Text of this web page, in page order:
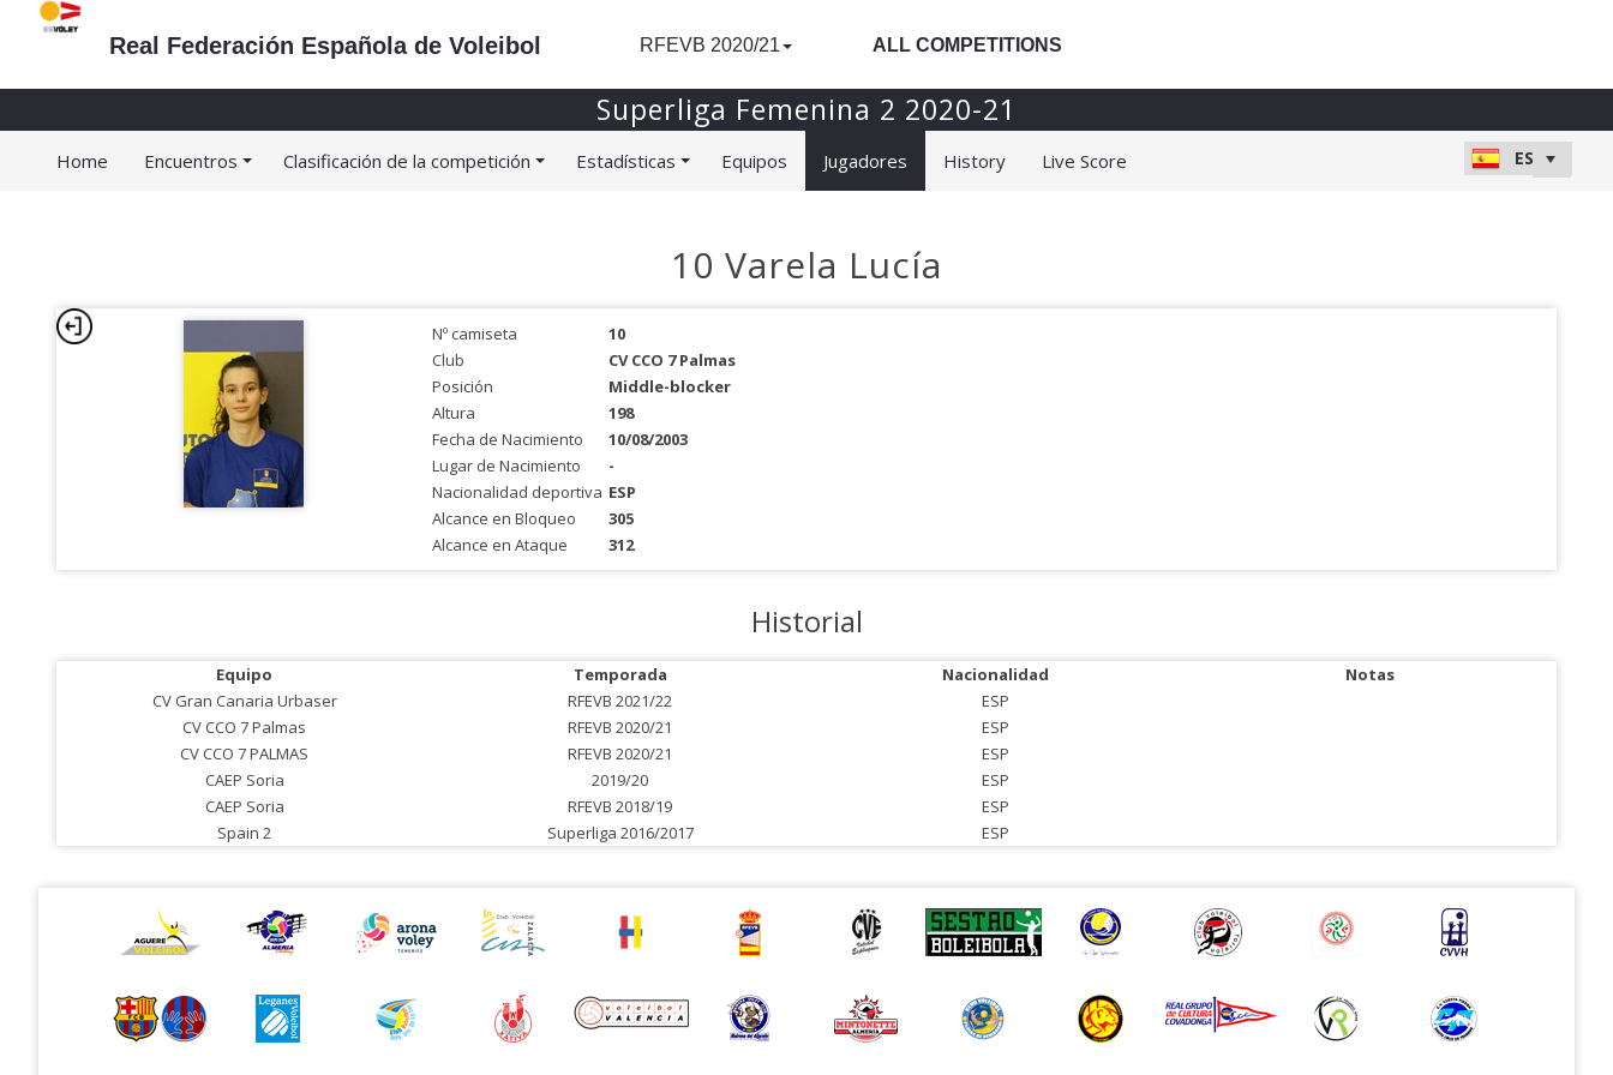
Real Federación Española de Voleibol RFEVB 2020/21 ALL COMPETITIONS
Superliga Femenina 2 2020-21
Home Encuentros Clasificación de la competición Estadísticas Equipos Jugadores History Live Score
10 Varela Lucía
Nº camiseta
10
Club
CV CCO 7 Palmas
Posición
Middle-blocker
Altura
198
Fecha de Nacimiento
10/08/2003
Lugar de Nacimiento
-
Nacionalidad deportiva ESP
Alcance en Bloqueo
305
Alcance en Ataque
312
Historial
Equipo Temporada Nacionalidad
Notas
CV Gran Canaria Urbaser
RFEVB 2021/22
ESP
CV CCO 7 Palmas
RFEVB 2020/21
ESP
CV CCO 7 PALMAS
RFEVB 2020/21
ESP
CAEP Soria
2019/20
ESP
CAEP Soria
RFEVB 2018/19
ESP
Spain 2
Superliga 2016/2017 ESP